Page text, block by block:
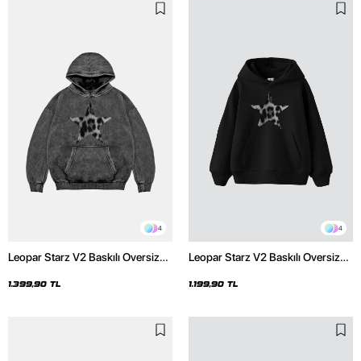
4
Leopar Starz V2 Baskılı Oversize
Hoodie
1.399,90 TL
4
Leopar Starz V2 Baskılı Oversize
1.199,90 TL